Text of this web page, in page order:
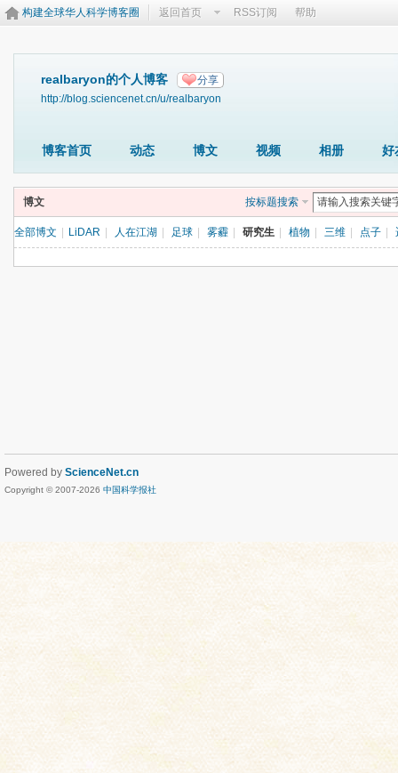
构建全球华人科学博客圈 返回首页 RSS订阅 帮助
realbaryon的个人博客 分享
http://blog.sciencenet.cn/u/realbaryon
博客首页 动态 博文 视频 相册 好
博文 按标题搜索
全部博文 LiDAR 人在江湖 足球 雾霾 研究生 植物 三维 点子
Powered by ScienceNet.cn
Copyright © 2007-2026 中国科学报社